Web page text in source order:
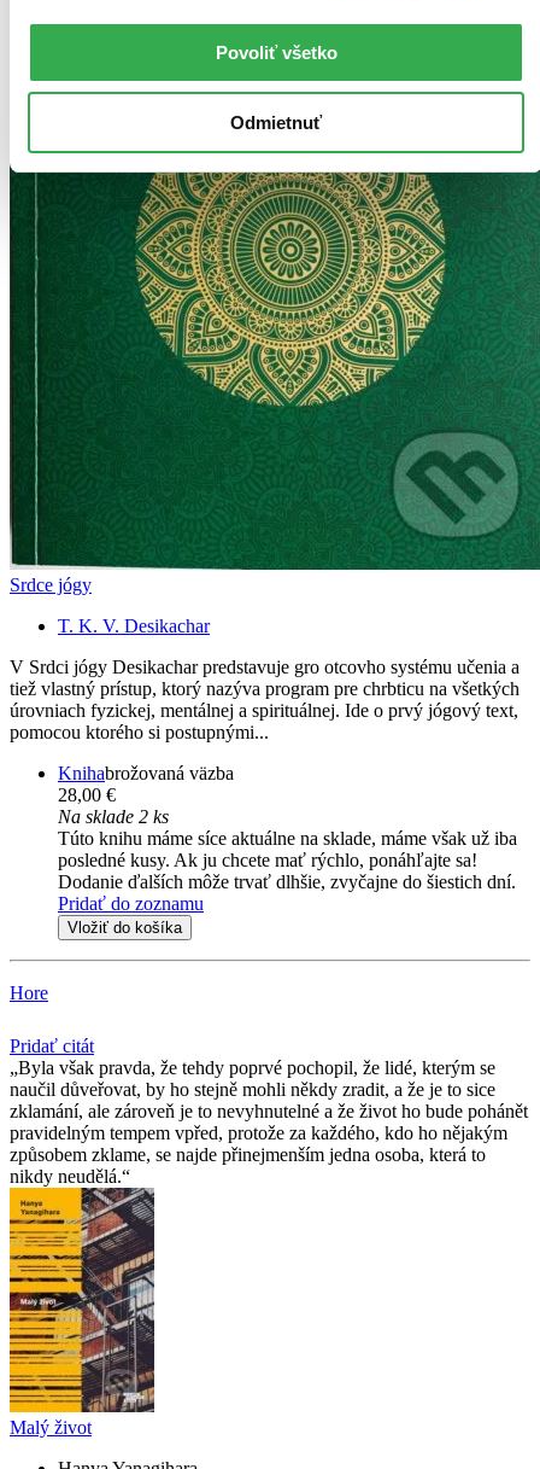
Povoliť všetko
Odmietnuť
Srdce jógy
T. K. V. Desikachar
V Srdci jógy Desikachar predstavuje gro otcovho systému učenia a
tiež vlastný prístup, ktorý nazýva program pre chrbticu na všetkých
úrovniach fyzickej, mentálnej a spirituálnej. Ide o prvý jógový text,
pomocou ktorého si postupnými...
Knihabrožovaná väzba
28,00 €
Na sklade 2 ks
Túto knihu máme síce aktuálne na sklade, máme však už iba
posledné kusy. Ak ju chcete mať rýchlo, ponáhľajte sa!
Dodanie ďalších môže trvať dlhšie, zvyčajne do šiestich dní.
Pridať do zoznamu
Vložiť do košíka
Hore
Pridať citát
Byla však pravda, že tehdy poprvé pochopil, že lidé, kterým se
naučil důveřovat, by ho stejně mohli někdy zradit, a že je to sice
zklamání, ale zároveň je to nevyhnutelné a že život ho bude pohánět
pravidelným tempem vpřed, protože za každého, kdo ho nějakým
způsobem zklame, se najde přinejmenším jedna osoba, která to
nikdy neudělá.
Malý život